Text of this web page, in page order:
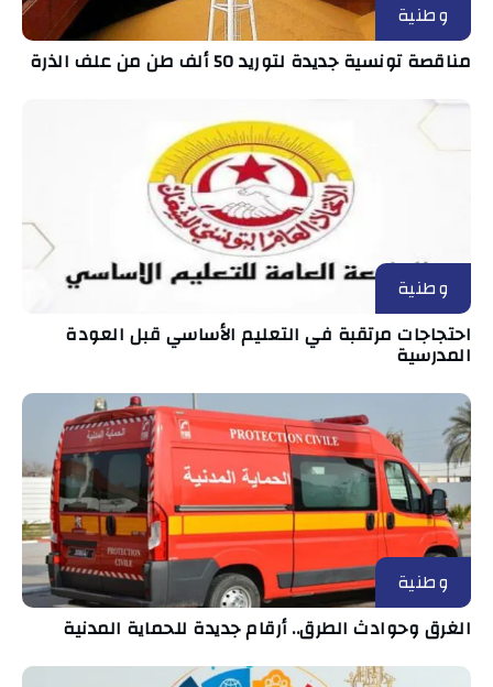
وطنية
مناقصة تونسية جديدة لتوريد 50 ألف طن من علف الذرة
وطنية
احتجاجات مرتقبة في التعليم الأساسي قبل العودة
المدرسية
وطنية
الغرق وحوادث الطرق.. أرقام جديدة للحماية المدنية